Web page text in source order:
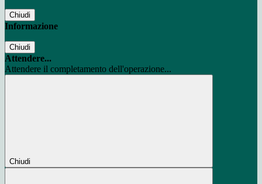
Chiudi
Informazione
Chiudi
Attendere...
Attendere il completamento dell'operazione...
Chiudi